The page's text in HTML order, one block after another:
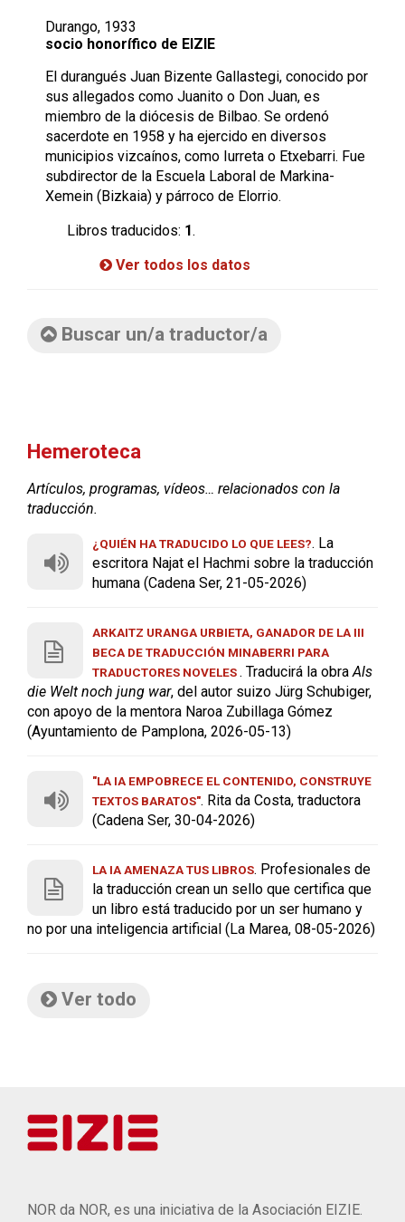
Durango, 1933
socio honorífico de EIZIE
El durangués Juan Bizente Gallastegi, conocido por
sus allegados como Juanito o Don Juan, es
miembro de la diócesis de Bilbao. Se ordenó
sacerdote en 1958 y ha ejercido en diversos
municipios vizcaínos, como Iurreta o Etxebarri. Fue
subdirector de la Escuela Laboral de Markina-
Xemein (Bizkaia) y párroco de Elorrio.
Libros traducidos: 1.
Ver todos los datos
Buscar un/a traductor/a
Hemeroteca
Artículos, programas, vídeos… relacionados con la
traducción.
¿QUIÉN HA TRADUCIDO LO QUE LEES?. La
escritora Najat el Hachmi sobre la traducción
humana (Cadena Ser, 21-05-2026)
ARKAITZ URANGA URBIETA, GANADOR DE LA III
BECA DE TRADUCCIÓN MINABERRI PARA
TRADUCTORES NOVELES. Traducirá la obraAls
die Welt noch jung war, del autor suizo Jürg Schubiger,
con apoyo de la mentora Naroa Zubillaga Gómez
(Ayuntamiento de Pamplona, 2026-05-13)
"LA IA EMPOBRECE EL CONTENIDO, CONSTRUYE
TEXTOS BARATOS". Rita da Costa, traductora
(Cadena Ser, 30-04-2026)
LA IA AMENAZA TUS LIBROS. Profesionales de
la traducción crean un sello que certifica que
un libro está traducido por un ser humano y
no por una inteligencia artificial (La Marea, 08-05-2026)
Ver todo
NOR da NOR, es una iniciativa de la Asociación EIZIE.